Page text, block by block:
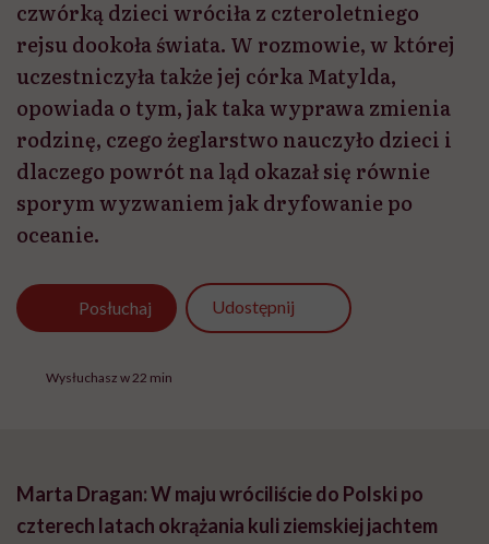
czwórką dzieci wróciła z czteroletniego
rejsu dookoła świata. W rozmowie, w której
uczestniczyła także jej córka Matylda,
opowiada o tym, jak taka wyprawa zmienia
rodzinę, czego żeglarstwo nauczyło dzieci i
dlaczego powrót na ląd okazał się równie
sporym wyzwaniem jak dryfowanie po
oceanie.
Posłuchaj Udostępnij
Wysłuchasz w 22 min
Marta Dragan: W maju wróciliście do Polski po
czterech latach okrążania kuli ziemskiej jachtem